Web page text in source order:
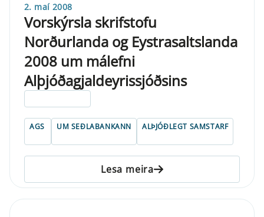
2. maí 2008
Vorskýrsla skrifstofu
Norðurlanda og Eystrasaltslanda
2008 um málefni
Alþjóðagjaldeyrissjóðsins
AGS UM SEÐLABANKANN ALÞJÓÐLEGT SAMSTARF
Lesa meira